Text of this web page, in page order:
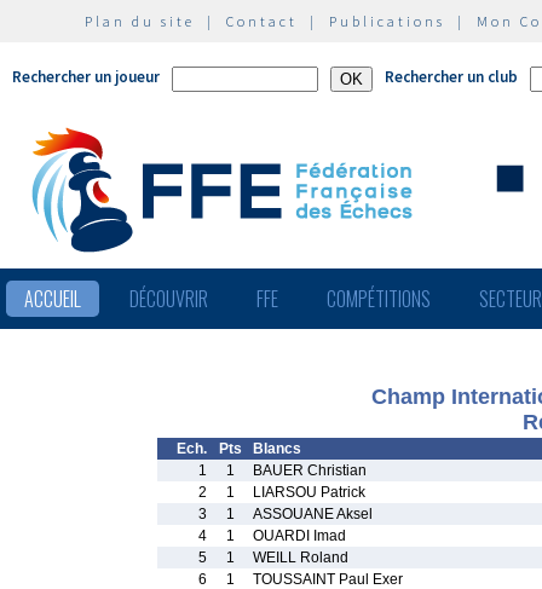
Plan du site | Contact | Publications | Mon
Rechercher un joueur Rechercher un club
ACCUEIL DÉCOUVRIR FFE COMPÉTITIONS
Champ
Ech. Pts
Blancs
1
1
BAUER Christian
2
1
LIARSOU Patrick
3
1
ASSOUANE Aksel
4
1
OUARDI Imad
5
1
WEILL Roland
6
1
TOUSSAINT Paul Exer